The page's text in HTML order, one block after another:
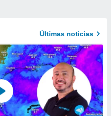
Últimas noticias